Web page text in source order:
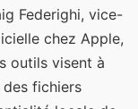
Federighi, vice-
chez Apple,
outils visent à
fichiers